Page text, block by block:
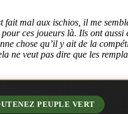
fait mal aux ischios, il me
ces joueurs là. Ils ont
chose qu’il y ait de la
ne veut pas dire que les
PEUPLE VERT